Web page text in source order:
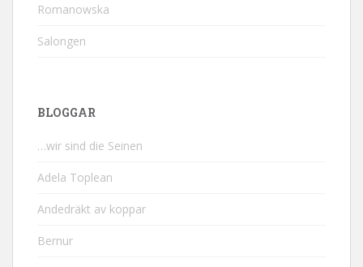
Romanowska
Salongen
BLOGGAR
…wir sind die Seinen
Adela Toplean
Andedräkt av koppar
Bernur